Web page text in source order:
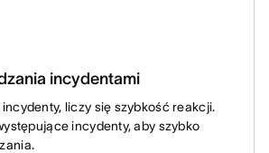
incydentami
liczy się szybkość reakcji.
incydenty, aby szybko